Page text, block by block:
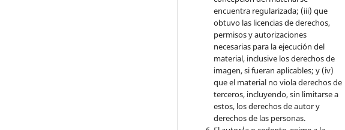
encuentra regularizada; (iii) que
obtuvo las licencias de derechos,
permisos y autorizaciones
necesarias para la ejecución del
material, inclusive los derechos de
imagen, si fueran aplicables; y (iv)
que el material no viola derechos de
terceros, incluyendo, sin limitarse a
estos, los derechos de autor y
derechos de las personas.